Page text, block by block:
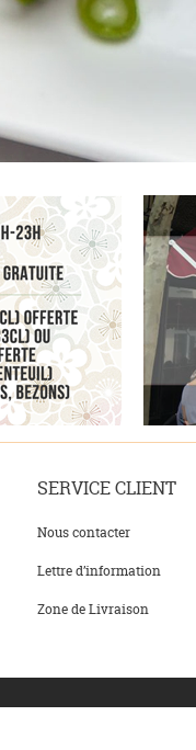
SERVICECLIENT
Nous contacter
Lettre d’information
Zone de Livraison